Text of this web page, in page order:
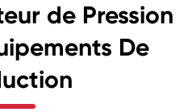
de Pression
De